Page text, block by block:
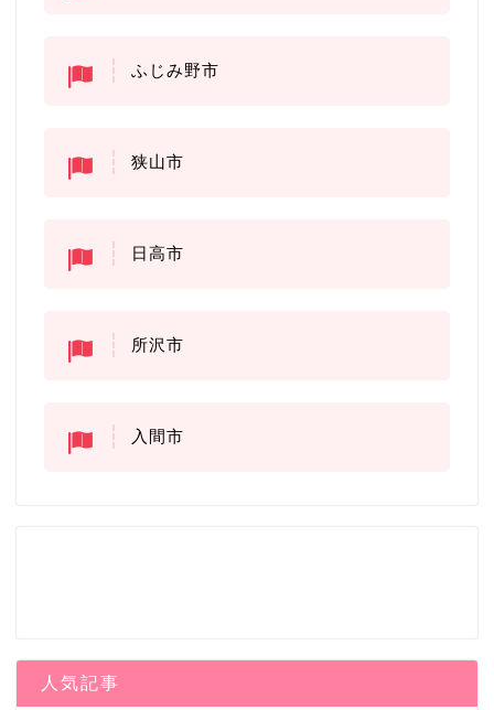
ふじみ野市
狭山市
日高市
所沢市
入間市
人気記事